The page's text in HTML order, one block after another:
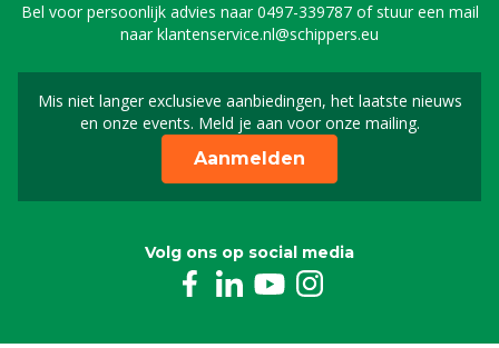
Bel voor persoonlijk advies naar0497-339787of stuur een mail
naarklantenservice.nl@schippers.eu
Mis niet langer exclusieve aanbiedingen, het laatste nieuws
en onze events. Meld je aan voor onze mailing.
Schrijf je in voor onze
Aanmelden
Volg ons op social media